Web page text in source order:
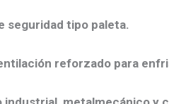
seguridad tipo paleta.
reforzado para